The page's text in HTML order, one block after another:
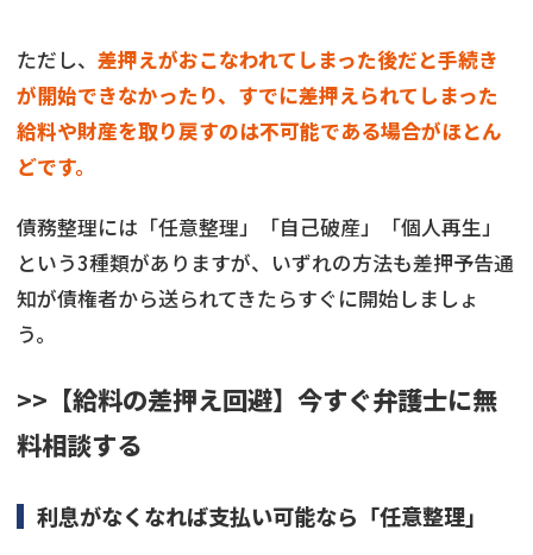
ただし、 差押えがおこなわれてしまった後だと手続き
が開始できなかったり、すでに差押えられてしまった
給料や財産を取り戻すのは不可能である場合がほとん
どです。
債務整理には「任意整理」「自己破産」「個人再生」
という3種類がありますが、いずれの方法も差押予告通
知が債権者から送られてきたらすぐに開始しましょ
う。
>>【給料の差押え回避】今すぐ弁護士に無
料相談する
利息がなくなれば支払い可能なら「任意整理」